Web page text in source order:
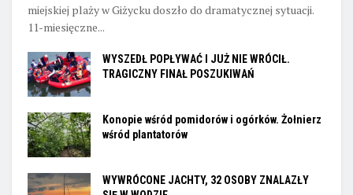
miejskiej plaży w Giżycku doszło do dramatycznej sytuacji.
11-miesięczne...
WYSZEDŁ POPŁYWAĆ I JUŻ NIE WRÓCIŁ.
TRAGICZNY FINAŁ POSZUKIWAŃ
Konopie wśród pomidorów i ogórków. Żołnierz
wśród plantatorów
WYWRÓCONE JACHTY, 32 OSOBY ZNALAZŁY